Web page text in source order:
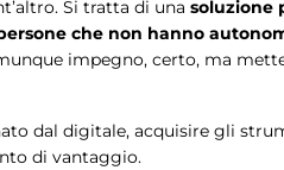
Si tratta di una soluzione
che non hanno
impegno, certo, ma
dal digitale, acquisire gli
di vantaggio.